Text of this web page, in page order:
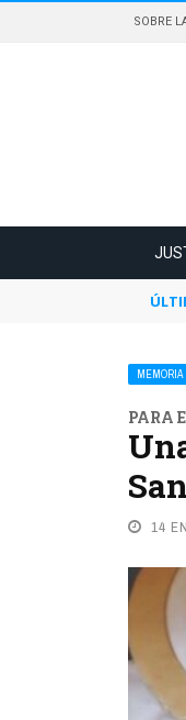
SOBRE
MEMORIA
PARA
14